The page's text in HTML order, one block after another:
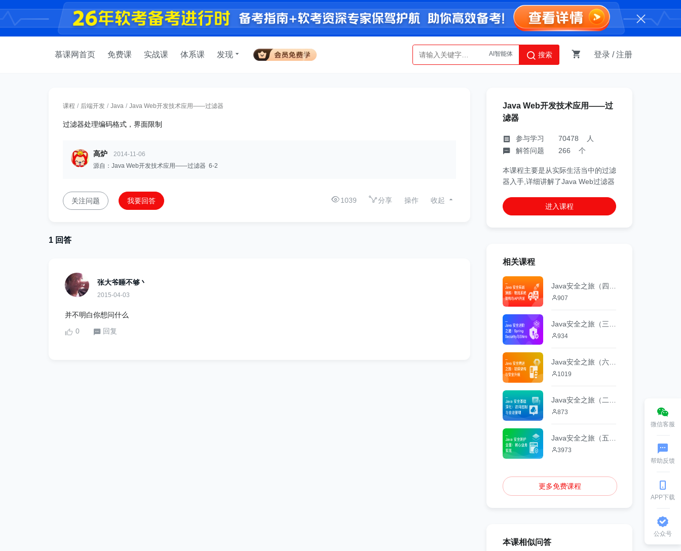
慕课网首页 免费课 实战课 体系课 发现
Python
AI智能体
搜索 登录 /注册
课程 / 后端开发 / Java / Java Web开发技术应用——过滤器
过滤器处理编码格式，界面限制
高炉
2014-11-06
源自：Java Web开发技术应用——过滤器 6-2
关注问题 我要回答 1039 分享 操作 收起
1 回答
张大爷睡不够丶
2015-04-03
并不明白你想问什么
0
回复
Java Web开发技术应用——过
滤器
参与学习 70478 人
解答问题 266 个
本课程主要是从实际生活当中的过滤
器入手,详细讲解了Java Web过滤器
进入课程
相关课程
907
934
1019
873
3973
更多免费课程
本课相似问答
微信客服
帮助反馈
APP下载
公众号